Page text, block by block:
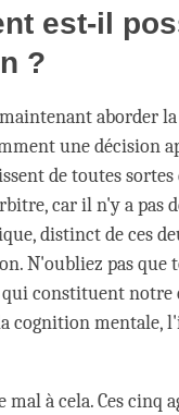
est-il
?
aborder
une décision
de toutes
car il n'y a pas
distinct de ces
N'oubliez pas que
constituent notre
cognition mentale,
mal à cela. Ces cinq